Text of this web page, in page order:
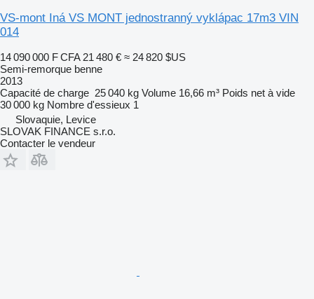
VS-mont Iná VS MONT jednostranný vyklápac 17m3 VIN
014
14 090 000 F CFA 21 480 € ≈ 24 820 $US
Semi-remorque benne
2013
Capacité de charge 25 040 kg Volume 16,66 m³ Poids net à vide
30 000 kg Nombre d'essieux 1
Slovaquie, Levice
SLOVAK FINANCE s.r.o.
Contacter le vendeur